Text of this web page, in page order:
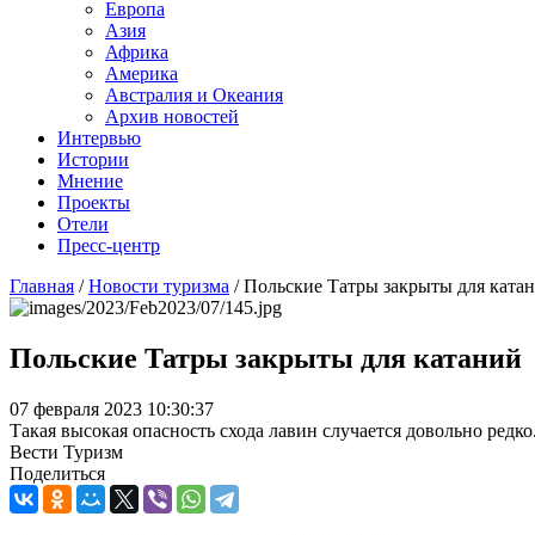
Европа
Азия
Африка
Америка
Австралия и Океания
Архив новостей
Интервью
Истории
Мнение
Проекты
Отели
Пресс-центр
Главная /Новости туризма /Польские Татры закрыты для
Польские Татры закрыты для катаний
07 февраля 2023 10:30:37
Такая высокая опасность схода лавин случается довольно редко.
Вести Туризм
Поделиться